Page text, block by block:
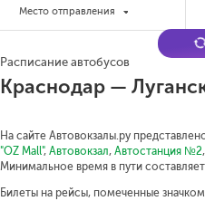
Место отправления
Расписание автобусов
Краснодар —
На сайте Автовокзалы.ру
"OZ Mall", Автовокзал, Автостанция №2
Минимальное время в пути
Билеты на рейсы, помеченные значком